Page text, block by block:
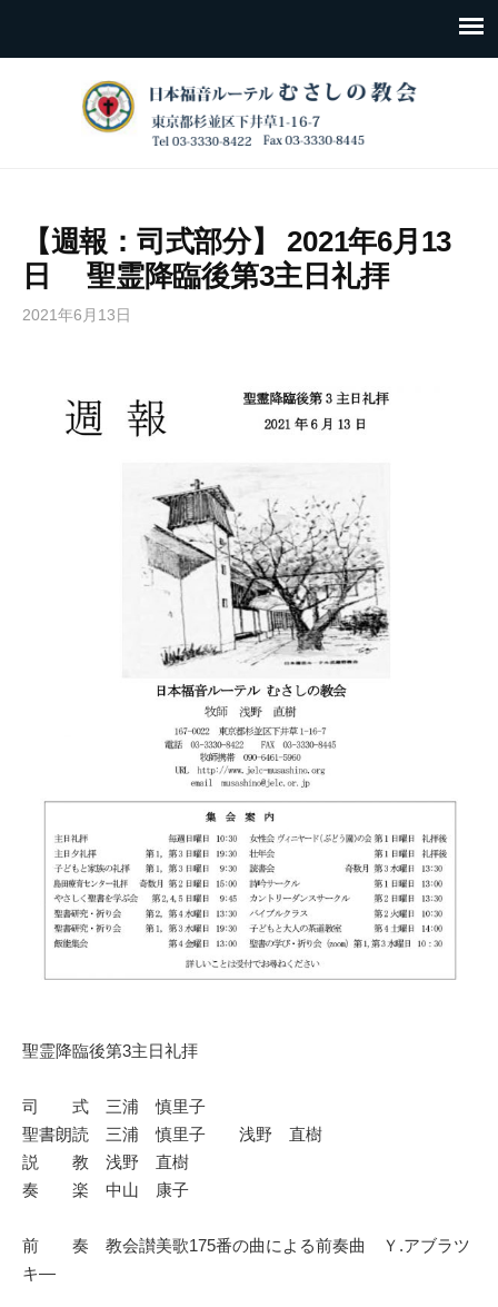
【週報：司式部分】 2021年6月13
日 聖霊降臨後第3主日礼拝
2021年6月13日
聖霊降臨後第3主日礼拝
司 式 三浦 慎里子
聖書朗読 三浦 慎里子 浅野 直樹
説 教 浅野 直樹
奏 楽 中山 康子
前 奏 教会讃美歌175番の曲による前奏曲 Ｙ.アブラツ
キ―